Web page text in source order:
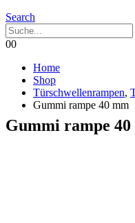
Search
00
Home
Shop
Türschwellenrampen,
Gummi rampe 40 mm
Gummi rampe 40